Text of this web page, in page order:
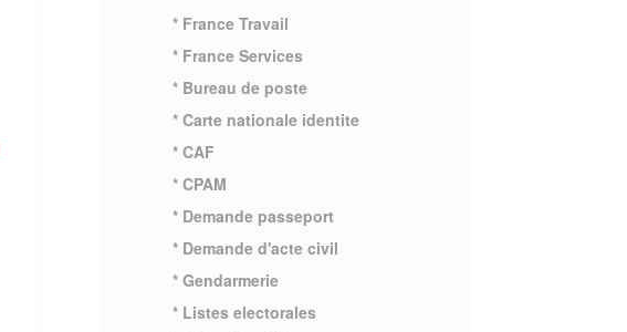
* France Travail
* France Services
* Bureau de poste
* Carte nationale identite
* CAF
* CPAM
* Demande passeport
* Demande d'acte civil
* Gendarmerie
* Listes electorales